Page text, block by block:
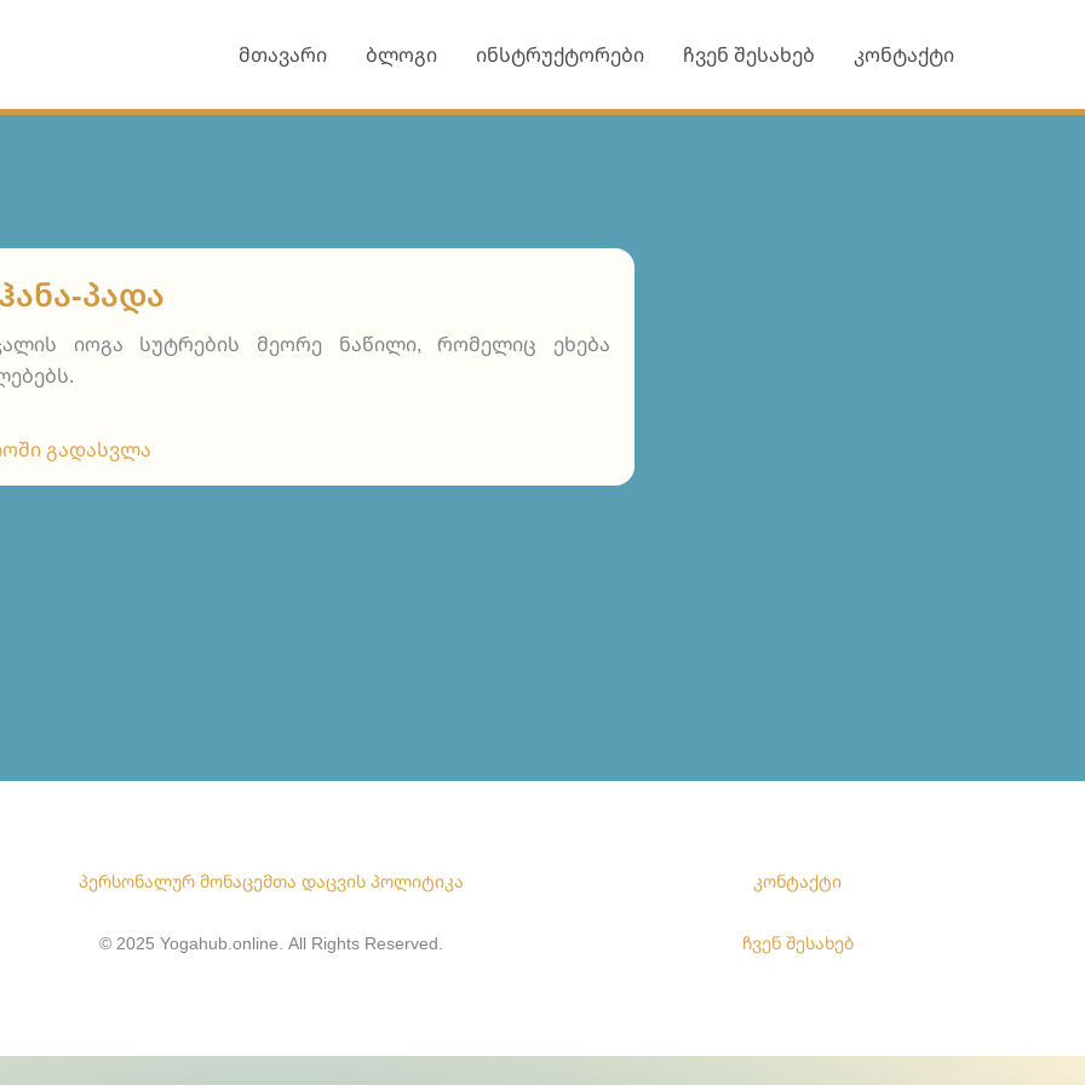
მთავარი ბლოგი ინსტრუქტორები ჩვენ შესახებ კონტაქტი
ᲞᲐᲓᲐ
იოგა სუტრების მეორე ნაწილი, რომელიც ეხება
გადასვლა
პერსონალურ მონაცემთა დაცვის პოლიტიკა
© 2025 Yogahub.online. All Rights Reserved.
კონტაქტი
ჩვენ შესახებ